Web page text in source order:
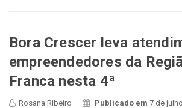
Bora Crescer leva
empreendedores da
Franca nesta 4ª
Rosana Ribeiro Publicado em7 de